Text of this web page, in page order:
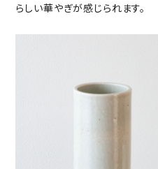
らしい華やぎが感じられます。